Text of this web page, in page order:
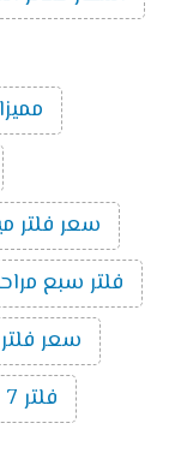
سعر فلتر مياه 7 مراحل تايواني
فلتر سبع
سعر فلتر
فلتر 7 مراحل